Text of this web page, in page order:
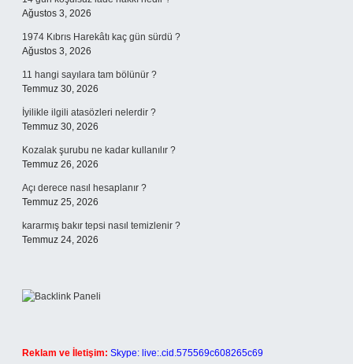
Ağustos 3, 2026
1974 Kıbrıs Harekâtı kaç gün sürdü ?
Ağustos 3, 2026
11 hangi sayılara tam bölünür ?
Temmuz 30, 2026
İyilikle ilgili atasözleri nelerdir ?
Temmuz 30, 2026
Kozalak şurubu ne kadar kullanılır ?
Temmuz 26, 2026
Açı derece nasıl hesaplanır ?
Temmuz 25, 2026
kararmış bakır tepsi nasıl temizlenir ?
Temmuz 24, 2026
Reklam ve İletişim: Skype: live:.cid.575569c608265c69